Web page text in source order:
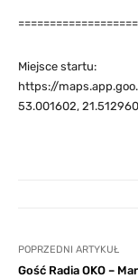
Miejsce startu:
https://
53.001602,
POPRZEDNI ARTYKUŁ
Gość Radia OKO –